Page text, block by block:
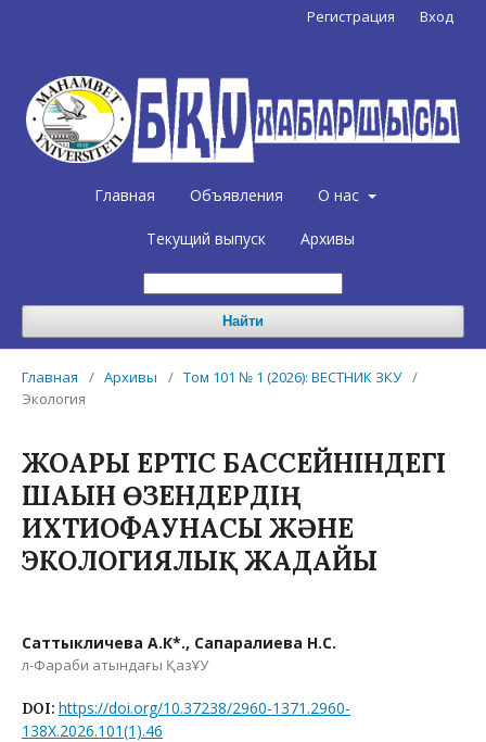
Главная Объявления О нас
Текущий выпуск Архивы
Найти
Регистрация Вход
Главная / Архивы / Том 101 № 1 (2026): ВЕСТНИК ЗКУ /
Экология
ЖОҒАРҒЫ ЕРТІС БАССЕЙНІНДЕГІ
ШАҒЫН ӨЗЕНДЕРДІҢ
ИХТИОФАУНАСЫ ЖӘНЕ
ЭКОЛОГИЯЛЫҚ ЖАҒДАЙЫ
Саттыкличева А.К*., Сапарғалиева Н.С.
әл-Фараби атындағы ҚазҰУ
DOI: https://doi.org/10.37238/2960-1371.2960-
138X.2026.101(1).46